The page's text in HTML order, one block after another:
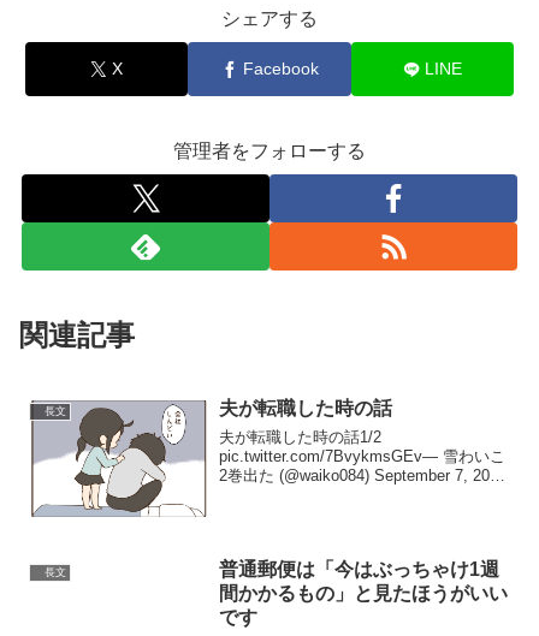
シェアする
X Facebook LINE
管理者をフォローする
関連記事
長文 夫が転職した時の話
夫が転職した時の話1/2
pic.twitter.com/7BvykmsGEv— 雪わいこ
2巻出た (@waiko084) September 7, 2020
長文
普通郵便は「今はぶっちゃけ1週
間かかるもの」と見たほうがいい
です